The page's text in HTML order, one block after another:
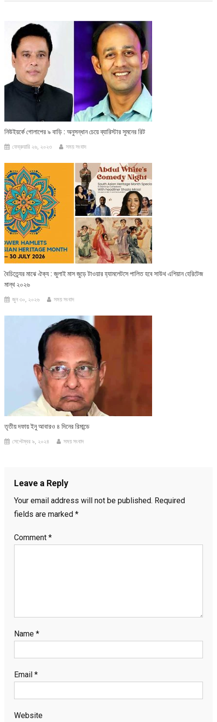
নিউইয়র্কে গোলাপের ৯ বাড়ি : অনুসন্ধান চেয়ে ব্যারিস্টার সুমনের রিট
ফেব্রুয়ারি ২৬, ২০২৩ সময় সংবাদ
বৈচিত্র্যের মাঝে ঐক্য : জুলাই মাস জুড়ে টাওয়ার হ্যামলেটসে পালিত হবে সাউথ এশিয়ান হেরিটেজ
মান্থ ২০২৬
জুন ৩০, ২০২৬ সময় সংবাদ
তৃতীয় দফায় ইনু আবারও ৪ দিনের রিমান্ডে
সেপ্টেম্বর ৯, ২০২৪ সময় সংবাদ
Leave a Reply
Your email address will not be published. Required
fields are marked *
Comment *
Name *
Email *
Website